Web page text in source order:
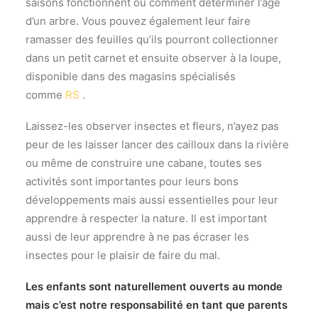
d’un arbre. Vous pouvez également leur faire
ramasser des feuilles qu’ils pourront collectionner
dans un petit carnet et ensuite observer à la loupe,
disponible dans des magasins spécialisés
comme RS .
Laissez-les observer insectes et fleurs, n’ayez pas
peur de les laisser lancer des cailloux dans la rivière
ou même de construire une cabane, toutes ses
activités sont importantes pour leurs bons
développements mais aussi essentielles pour leur
apprendre à respecter la nature. Il est important
aussi de leur apprendre à ne pas écraser les
insectes pour le plaisir de faire du mal.
Les enfants sont naturellement ouverts au monde
mais c’est notre responsabilité en tant que parents